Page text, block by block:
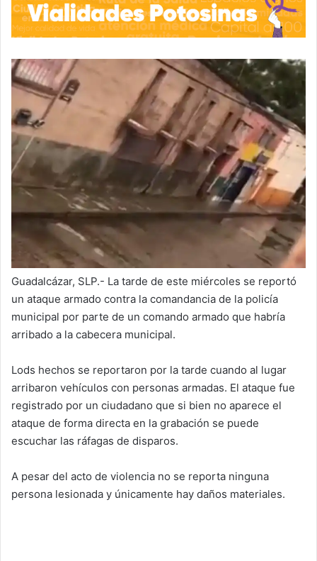
Guadalcázar, SLP.- La tarde de este miércoles se reportó
un ataque armado contra la comandancia de la policía
municipal por parte de un comando armado que habría
arribado a la cabecera municipal.
Lods hechos se reportaron por la tarde cuando al lugar
arribaron vehículos con personas armadas. El ataque fue
registrado por un ciudadano que si bien no aparece el
ataque de forma directa en la grabación se puede
escuchar las ráfagas de disparos.
A pesar del acto de violencia no se reporta ninguna
persona lesionada y únicamente hay daños materiales.